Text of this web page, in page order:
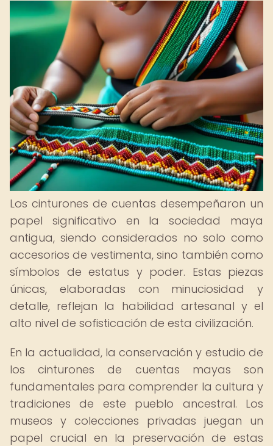
Los cinturones de cuentas desempeñaron un
papel significativo en la sociedad maya
antigua, siendo considerados no solo como
accesorios de vestimenta, sino también como
símbolos de estatus y poder. Estas piezas
únicas, elaboradas con minuciosidad y
detalle, reflejan la habilidad artesanal y el
alto nivel de sofisticación de esta civilización.
En la actualidad, la conservación y estudio de
los cinturones de cuentas mayas son
fundamentales para comprender la cultura y
tradiciones de este pueblo ancestral. Los
museos y colecciones privadas juegan un
papel crucial en la preservación de estas